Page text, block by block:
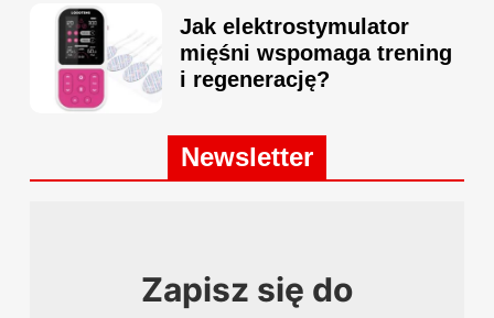
Jak elektrostymulator
mięśni wspomaga trening
i regenerację?
Newsletter
Zapisz się do